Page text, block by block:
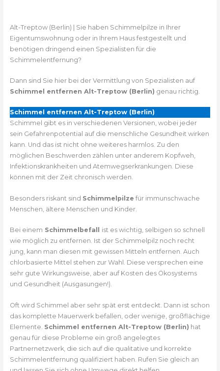
Alt-Treptow (Berlin) | Sie haben Schimmelpilze in Ihrer
Eigentumswohnung oder in Ihrem Haus festgestellt und
benötigen dringend einen Spezialisten für die
Schimmelentfernung?
Dann sind Sie hier bei der Vermittlung von Spezialisten auf
Schimmel entfernen Alt-Treptow (Berlin) genau richtig.
Schimmel entfernen Alt-Treptow (Berlin)
Schimmel gibt es in verschiedenen Versionen, wobei jeder
sein Gefahrenpotential auf die menschliche Gesundheit wirken
kann. Und das ist nicht ohne weiteres harmlos. Zu den
möglichen Beschwerden zählen unter anderem Kopfweh,
Infektionskrankheiten und Atemwegserkrankungen. Diese
können mit der Zeit chronisch werden.
Besonders riskant sind Schimmelpilze für immunschwache
Menschen, ältere Menschen und Kinder.
Bei einem Schimmelbefall ist es wichtig, selbigen so schnell
wie möglich zu entfernen. Ist der Schimmelpilz noch recht
jung, kann man diesen mit gewissen Mitteln entfernen. Auch
chlorbasierte Mittel stehen zur Wahl. Diese versprechen eine
sehr gute Wirkungsweise, aber auf Kosten des Ökosystems
und Gesundheit (Ausgasungen!).
Oft wird Schimmel aber sehr spät erst entdeckt. Dann ist schon
das komplette Mauerwerk befallen, oder wenige, großflächige
Elemente. Schimmel entfernen Alt-Treptow (Berlin) hat
genau für diese Probleme ein groß angelegtes
Partnernetzwerk, die sich auf die qualitative und korrekte
Schimmelentfernung qualifiziert haben. Rufen Sie gleich an